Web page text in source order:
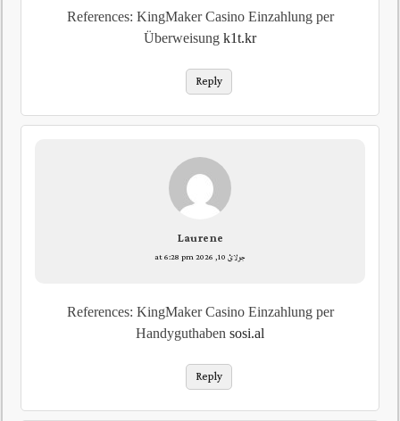
References: KingMaker Casino Einzahlung per
Überweisung k1t.kr
Reply
Laurene
جولائ 10, 2026 at 6:28 pm
References: KingMaker Casino Einzahlung per
Handyguthaben sosi.al
Reply